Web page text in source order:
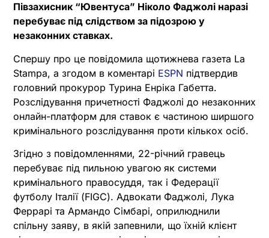
Півзахисник “Ювентуса” Ніколо Фаджолі наразі
перебуває під слідством за підозрою у
незаконних ставках.
Спершу про це повідомила щотижнева газета La
Stampa, а згодом в коментарі ESPN підтвердив
головний прокурор Турина Енріка Габетта.
Розслідування причетності Фаджолі до незаконних
онлайн-платформ для ставок є частиною ширшого
кримінального розслідування проти кількох осіб.
Згідно з повідомленнями, 22-річний гравець
перебуває під пильною увагою як системи
кримінального правосуддя, так і Федерації
футболу Італії (FIGC). Адвокати Фаджолі, Лука
Феррарі та Армандо Сімбарі, оприлюднили
спільну заяву, в якій запевнили, що їхній клієнт